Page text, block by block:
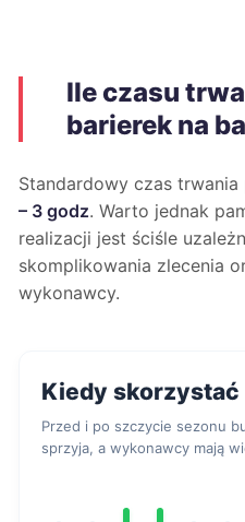
Ile czasu
barierek na
Standardowy czas
– 3 godz. Warto jednak
realizacji jest ściśle
skomplikowania zlecenia
wykonawcy.
Kiedy skorzystać
Przed i po szczycie sezonu
sprzyja, a wykonawcy mają